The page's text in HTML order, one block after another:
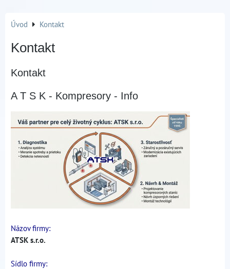
Úvod Kontakt
Kontakt
Kontakt
A T S K - Kompresory - Info
Názov firmy:
ATSK s.r.o.
Sídlo firmy: